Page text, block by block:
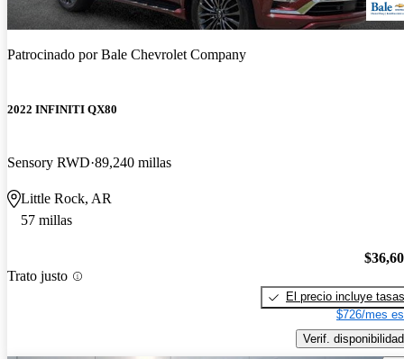
Patrocinado porBale Chevrolet Company
2022 INFINITI QX80
Sensory RWD 89,240 millas
Little Rock, AR
57 millas
Trato justo
El precio incluye tasas
$726/mes
Verif. disponibilidad